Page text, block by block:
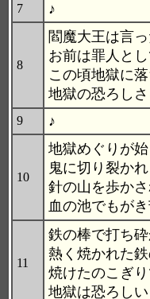
7 ♪
8
閻魔大王は言っ
お前は罪人と
この頃地獄に
地獄の恐ろし
9 ♪
10
地獄めぐりが
鬼に切り裂か
針の山を歩か
血の池でもが
11
鉄の棒で打ち
熱く焼かれた
焼けたのこぎ
地獄は恐ろし